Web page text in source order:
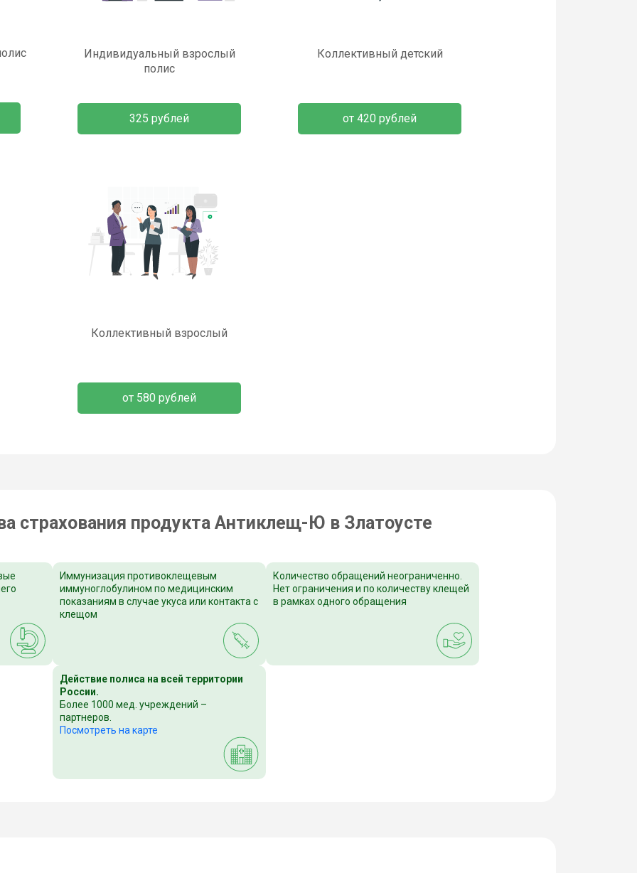
Индивидуальный взрослый
полис
325 рублей
Коллективный детский
от 420 рублей
Коллективный взрослый
от 580 рублей
страхования продукта Антиклещ-Ю в Златоусте
Иммунизация противоклещевым
иммуноглобулином по медицинским
показаниям в случае укуса или контакта с
клещом
Количество обращений неограниченно.
Нет ограничения и по количеству клещей
в рамках одного обращения
Действие полиса на всей территории
России.
Более 1000 мед. учреждений –
партнеров.
Посмотреть на карте